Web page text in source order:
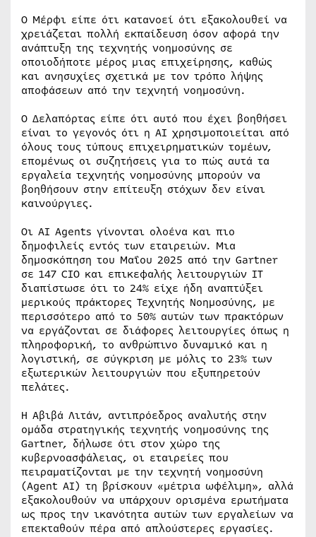
Ο Μέρφι είπε ότι κατανοεί ότι εξακολουθεί να
χρειάζεται πολλή εκπαίδευση όσον αφορά την
ανάπτυξη της τεχνητής νοημοσύνης σε
οποιοδήποτε μέρος μιας επιχείρησης, καθώς
και ανησυχίες σχετικά με τον τρόπο λήψης
αποφάσεων από την τεχνητή νοημοσύνη.
Ο Δελαπόρτας είπε ότι αυτό που έχει βοηθήσει
είναι το γεγονός ότι η AI χρησιμοποιείται από
όλους τους τύπους επιχειρηματικών τομέων,
επομένως οι συζητήσεις για το πώς αυτά τα
εργαλεία τεχνητής νοημοσύνης μπορούν να
βοηθήσουν στην επίτευξη στόχων δεν είναι
καινούργιες.
Οι AI Agents γίνονται ολοένα και πιο
δημοφιλείς εντός των εταιρειών. Μια
δημοσκόπηση του Μαΐου 2025 από την Gartner
σε 147 CIO και επικεφαλής λειτουργιών IT
διαπίστωσε ότι το 24% είχε ήδη αναπτύξει
μερικούς πράκτορες Τεχνητής Νοημοσύνης, με
περισσότερο από το 50% αυτών των πρακτόρων
να εργάζονται σε διάφορες λειτουργίες όπως η
πληροφορική, το ανθρώπινο δυναμικό και η
λογιστική, σε σύγκριση με μόλις το 23% των
εξωτερικών λειτουργιών που εξυπηρετούν
πελάτες.
Η Αβιβά Λιτάν, αντιπρόεδρος αναλυτής στην
ομάδα στρατηγικής τεχνητής νοημοσύνης της
Gartner, δήλωσε ότι στον χώρο της
κυβερνοασφάλειας, οι εταιρείες που
πειραματίζονται με την τεχνητή νοημοσύνη
(Agent AI) τη βρίσκουν «μέτρια ωφέλιμη», αλλά
εξακολουθούν να υπάρχουν ορισμένα ερωτήματα
ως προς την ικανότητα αυτών των εργαλείων να
επεκταθούν πέρα από απλούστερες εργασίες.